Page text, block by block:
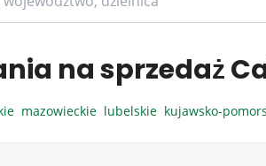
na sprzedaż
mazowieckie lubelskie kujawsko-